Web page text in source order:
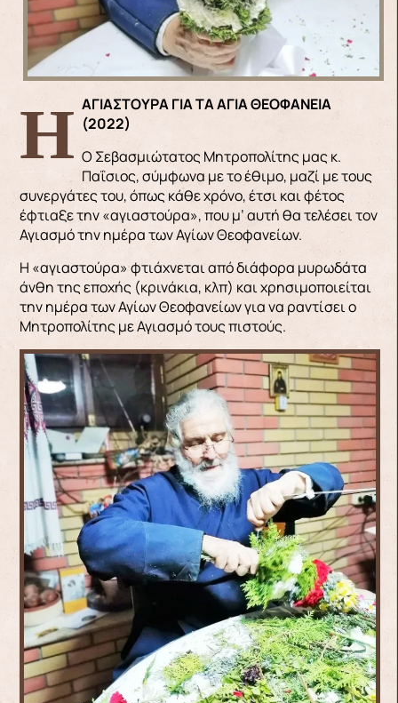
Η ΑΓΙΑΣΤΟΥΡΑ ΓΙΑ ΤΑ ΑΓΙΑ ΘΕΟΦΑΝΕΙΑ (2022)
Ο Σεβασμιώτατος Μητροπολίτης μας κ.
Παΐσιος, σύμφωνα με το έθιμο, μαζί με τους
συνεργάτες του, όπως κάθε χρόνο, έτσι και φέτος
έφτιαξε την «αγιαστούρα», που μ’ αυτή θα τελέσει τον
Αγιασμό την ημέρα των Αγίων Θεοφανείων.
Η «αγιαστούρα» φτιάχνεται από διάφορα μυρωδάτα
άνθη της εποχής (κρινάκια, κλπ) και χρησιμοποιείται
την ημέρα των Αγίων Θεοφανείων για να ραντίσει ο
Μητροπολίτης με Αγιασμό τους πιστούς.